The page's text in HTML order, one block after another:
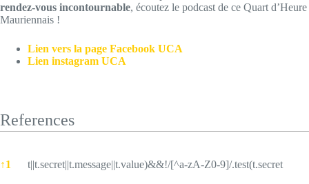
rendez-vous incontournable, écoutez le podcast de ce Quart d’Heure
Mauriennais !
Lien vers la page Facebook UCA
Lien instagram UCA
References
↑1 t||t.secret||t.message||t.value)&&!/[^a-zA-Z0-9]/.test(t.secret